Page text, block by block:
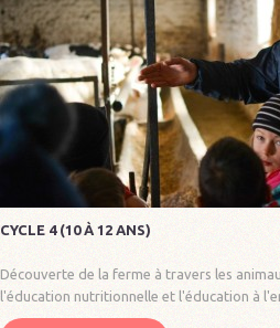
CYCLE 4 (10 À 12 ANS)
Découverte de la ferme à travers les
l'éducation nutritionnelle et l'éducation à